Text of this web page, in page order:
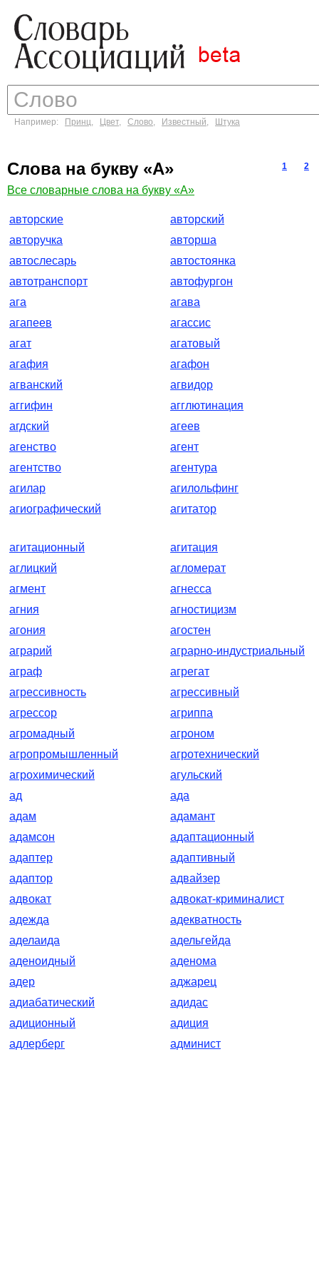
Например: Принц, Цвет, Слово, Известный, Штука
Слова на букву «А» 1 2
Все словарные слова на букву «А»
авторские
авторский
авторучка
авторша
автослесарь
автостоянка
автотранспорт
автофургон
ага
агава
агапеев
агассис
агат
агатовый
агафия
агафон
агванский
агвидор
аггифин
агглютинация
агдский
агеев
агенство
агент
агентство
агентура
агилар
агилольфинг
агиографический
агитатор
агитационный
агитация
аглицкий
агломерат
агмент
агнесса
агния
агностицизм
агония
агостен
аграрий
аграрно-индустриальный
аграф
агрегат
агрессивность
агрессивный
агрессор
агриппа
агромадный
агроном
агропромышленный
агротехнический
агрохимический
агульский
ад
ада
адам
адамант
адамсон
адаптационный
адаптер
адаптивный
адаптор
адвайзер
адвокат
адвокат-криминалист
адежда
адекватность
аделаида
адельгейда
аденоидный
аденома
адер
аджарец
адиабатический
адидас
адиционный
адиция
адлерберг
админист